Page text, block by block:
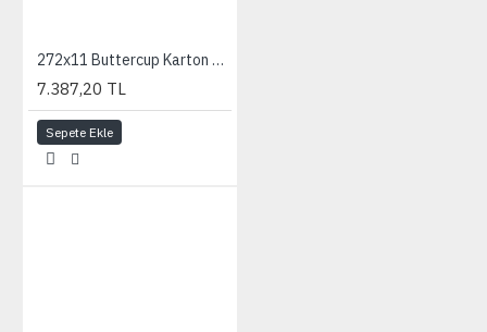
272x11 Buttercup Karton Fon
7.387,20 TL
Sepete Ekle